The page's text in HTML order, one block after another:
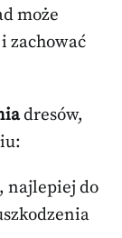
może
zachować
dresów,
, najlepiej do